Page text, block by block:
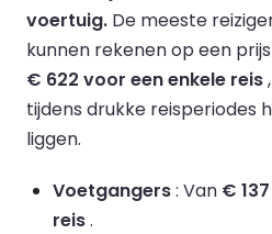
voertuig. De meeste
kunnen rekenen op een prijs
€ 622 voor een enkele reis
tijdens drukke reisperiodes
liggen.
Voetgangers: Van €
reis.